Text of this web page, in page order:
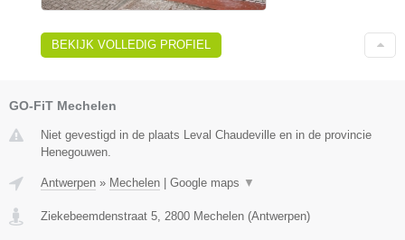
BEKIJK VOLLEDIG PROFIEL
GO-FiT Mechelen
Niet gevestigd in de plaats Leval Chaudeville en in de provincie
Henegouwen.
Antwerpen » Mechelen | Google maps ▼
Ziekebeemdenstraat 5 2800 Mechelen (Antwerpen)